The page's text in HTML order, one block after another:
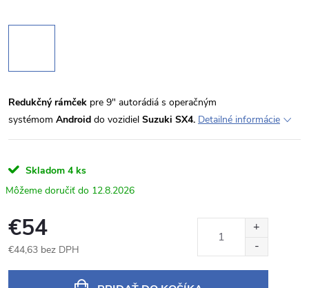
Redukčný rámček pre 9" autorádiá s operačným
systémom Android do vozidiel Suzuki SX4. Detailné informácie
Skladom 4 ks
12.8.2026
€54
€44,63 bez DPH